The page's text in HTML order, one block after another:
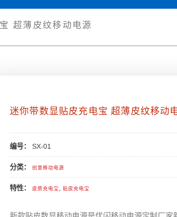
超薄皮纹移动电源
迷你带数显贴皮充电宝 超薄皮纹移动
编号： SX-01
分类： 创意移动电源
特性： 皮质充电宝 贴皮充电宝